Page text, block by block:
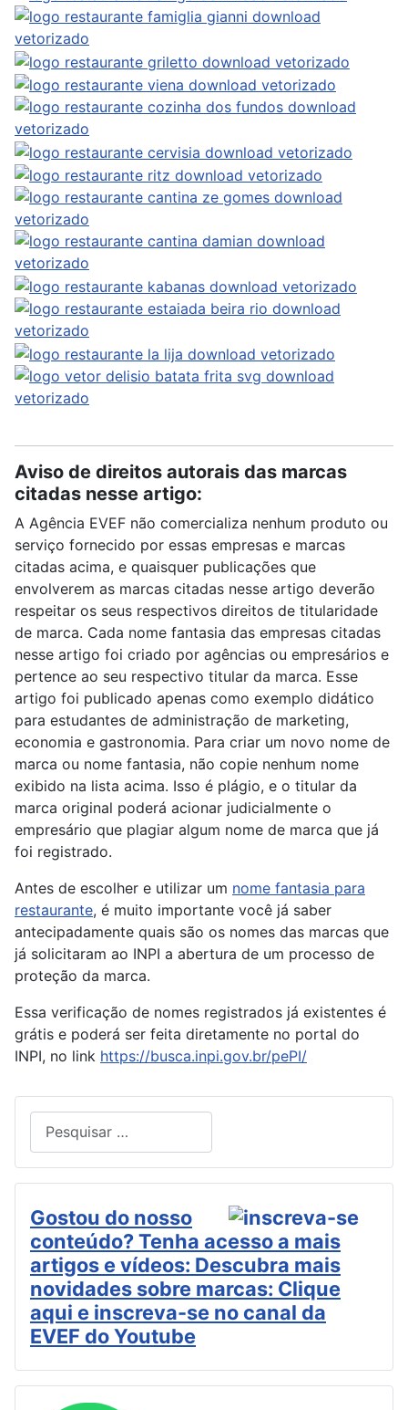
Aviso de direitos autorais das marcas
citadas nesse artigo:
A Agência EVEF não comercializa nenhum produto ou
serviço fornecido por essas empresas e marcas
citadas acima, e quaisquer publicações que
envolverem as marcas citadas nesse artigo deverão
respeitar os seus respectivos direitos de titularidade
de marca. Cada nome fantasia das empresas citadas
nesse artigo foi criado por agências ou empresários e
pertence ao seu respectivo titular da marca. Esse
artigo foi publicado apenas como exemplo didático
para estudantes de administração de marketing,
economia e gastronomia. Para criar um novo nome de
marca ou nome fantasia, não copie nenhum nome
exibido na lista acima. Isso é plágio, e o titular da
marca original poderá acionar judicialmente o
empresário que plagiar algum nome de marca que já
foi registrado.
Antes de escolher e utilizar um nome fantasia para
restaurante, é muito importante você já saber
antecipadamente quais são os nomes das marcas que
já solicitaram ao INPI a abertura de um processo de
proteção da marca.
Essa verificação de nomes registrados já existentes é
grátis e poderá ser feita diretamente no portal do
INPI, no link https://busca.inpi.gov.br/pePI/
Gostou do nosso
conteúdo? Tenha acesso a mais
artigos e vídeos: Descubra mais
novidades sobre marcas: Clique
aqui e inscreva-se no canal da
EVEF do Youtube